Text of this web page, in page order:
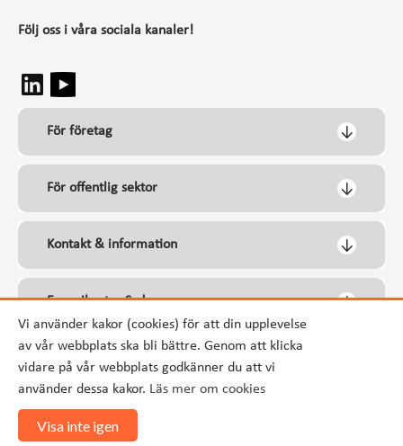
Vi använder kakor (cookies) för att din upplevelse
av vår webbplats ska bli bättre. Genom att klicka
vidare på vår webbplats godkänner du att vi
använder dessa kakor. Läs mer om cookies
Visa inte igen
Följ oss i våra sociala kanaler!
För företag
För offentlig sektor
Kontakt & information
Energikontor Syd